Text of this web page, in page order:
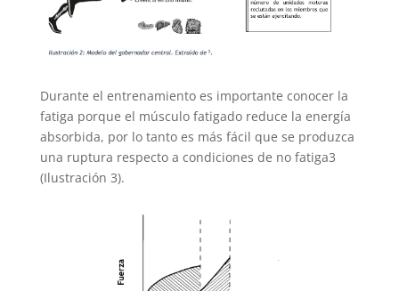
Durante el entrenamiento es importante conocer la
fatiga porque el músculo fatigado reduce la energía
absorbida, por lo tanto es más fácil que se produzca
una ruptura respecto a condiciones de no fatiga3
(Ilustración 3).